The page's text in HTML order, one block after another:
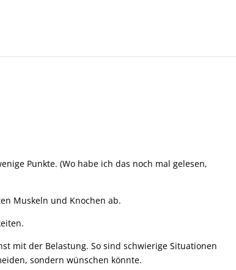
Punkte. (Wo habe ich das noch mal gelesen,
Muskeln und Knochen ab.
mit der Belastung. So sind schwierige Situationen
sondern wünschen könnte.